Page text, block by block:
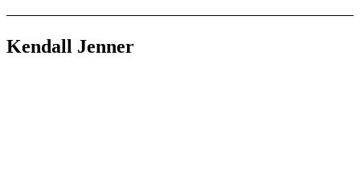
Kendall Jenner